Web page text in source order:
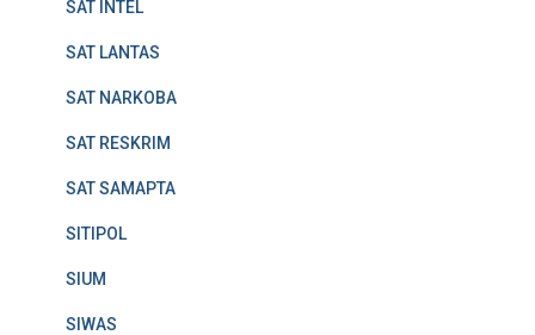
SAT INTEL
SAT LANTAS
SAT NARKOBA
SAT RESKRIM
SAT SAMAPTA
SITIPOL
SIUM
SIWAS